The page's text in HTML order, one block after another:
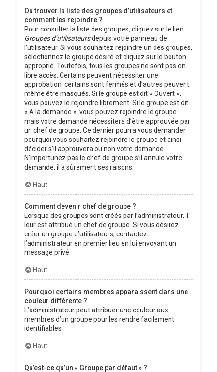
Où trouver la liste des groupes d’utilisateurs et
comment les rejoindre ?
Pour consulter la liste des groupes, cliquez sur le lien
Groupes d’utilisateursdepuis votre panneau de
l’utilisateur. Si vous souhaitez rejoindre un des groupes,
sélectionnez le groupe désiré et cliquez sur le bouton
approprié. Toutefois, tous les groupes ne sont pas en
libre accès. Certains peuvent nécessiter une
approbation, certains sont fermés et d’autres peuvent
même être masqués. Si le groupe est dit « Ouvert »,
vous pouvez le rejoindre librement. Si le groupe est dit
« À la demande », vous pouvez rejoindre le groupe
mais votre demande nécessitera d’être approuvée par
un chef de groupe. Ce dernier pourra vous demander
pourquoi vous souhaitez rejoindre le groupe et ainsi
décider s’il approuvera ou non votre demande.
N’importunez pas le chef de groupe s’il annule votre
demande, il a sûrement ses raisons.
Haut
Comment devenir chef de groupe ?
Lorsque des groupes sont créés par l’administrateur, il
leur est attribué un chef de groupe. Si vous désirez
créer un groupe d’utilisateurs, contactez
l’administrateur en premier lieu en lui envoyant un
message privé.
Haut
Pourquoi certains membres apparaissent dans une
couleur différente ?
L’administrateur peut attribuer une couleur aux
membres d’un groupe pour les rendre facilement
identifiables.
Haut
Qu’est-ce qu’un « Groupe par défaut » ?